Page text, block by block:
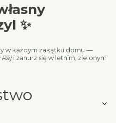
✨
w każdym zakątku domu —
i zanurz się w letnim, zielonym